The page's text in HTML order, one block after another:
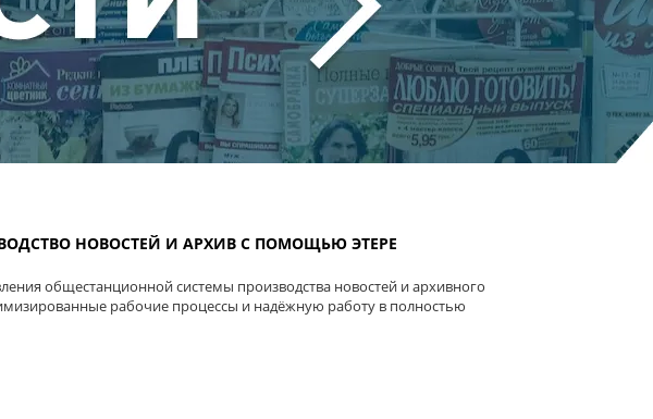
НОВОСТЕЙ И АРХИВ С ПОМОЩЬЮ ЭТЕРЕ
общестанционной системы производства новостей и архивного
рабочие процессы и надёжную работу в полностью